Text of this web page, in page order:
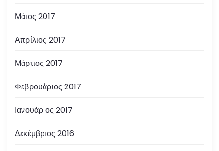
Μάιος 2017
Απρίλιος 2017
Μάρτιος 2017
Φεβρουάριος 2017
Ιανουάριος 2017
Δεκέμβριος 2016